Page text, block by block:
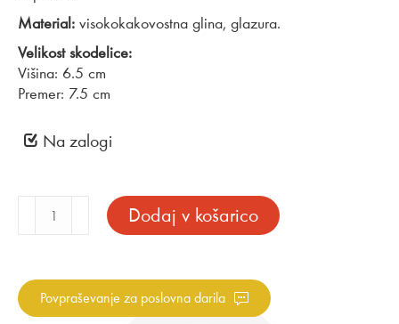
Material: visokokakovostna glina, glazura.
Velikost skodelice:
Višina: 6.5 cm
Premer: 7.5 cm
Na zalogi
skodelica
turkizna
količina
Dodaj v košarico
Povpraševanje za poslovna darila